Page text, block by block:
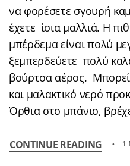
να φορέσετε σγουρή
έχετε ίσια μαλλιά. Η
μπέρδεμα είναι πολύ
ξεμπερδεύετε πολύ
βούρτσα αέρος.
και μαλακτικό νερό
Όρθια στο μπάνιο,
CONTINUE READING 1